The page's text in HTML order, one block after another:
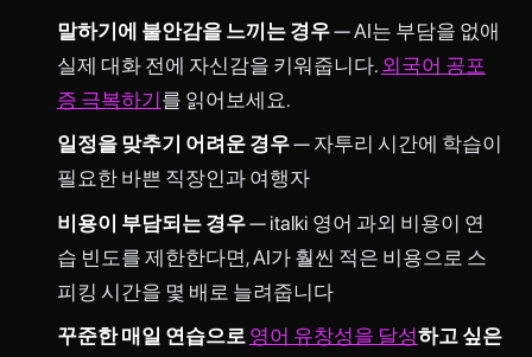
말하기에 불안감을 느끼는 경우— AI는 부담을 없애
실제 대화 전에 자신감을 키워줍니다. 외국어 공포
증 극복하기를 읽어보세요.
일정을 맞추기 어려운 경우— 자투리 시간에 학습이
필요한 바쁜 직장인과 여행자
비용이 부담되는 경우— italki 영어 과외 비용이 연
습 빈도를 제한한다면, AI가 훨씬 적은 비용으로 스
피킹 시간을 몇 배로 늘려줍니다
꾸준한 매일 연습으로 영어 유창성을 달성하고 싶은